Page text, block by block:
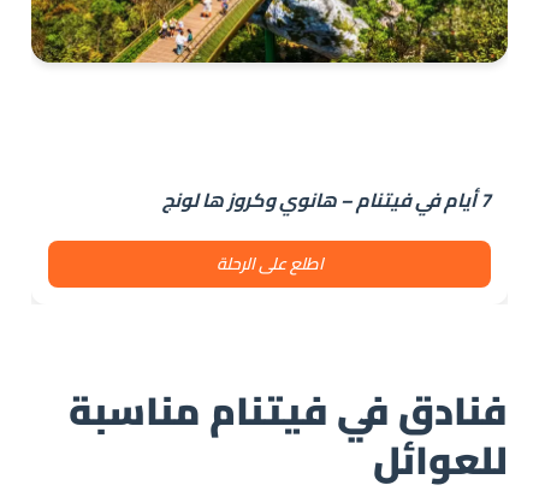
7 أيام في فيتنام – هانوي وكروز ها لونج
اطلع على الرحلة
فنادق في فيتنام مناسبة
للعوائل